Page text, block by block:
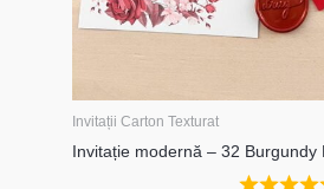
Invitații Carton Texturat
Invitație modernă – 32 Burgundy